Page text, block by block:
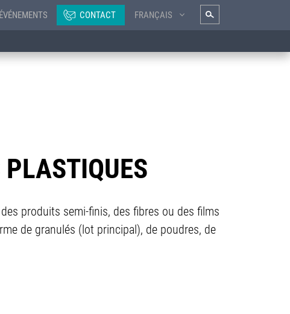
CONTACT FRANÇAIS
produits semi-finis, des fibres ou des films
de granulés (lot principal), de poudres, de